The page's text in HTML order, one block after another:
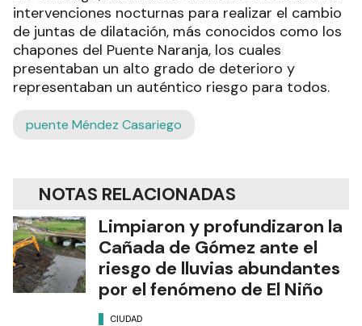
intervenciones nocturnas para realizar el cambio
de juntas de dilatación, más conocidos como los
chapones del Puente Naranja, los cuales
presentaban un alto grado de deterioro y
representaban un auténtico riesgo para todos.
puente Méndez Casariego
NOTAS RELACIONADAS
Limpiaron y profundizaron la
Cañada de Gómez ante el
riesgo de lluvias abundantes
por el fenómeno de El Niño
CIUDAD